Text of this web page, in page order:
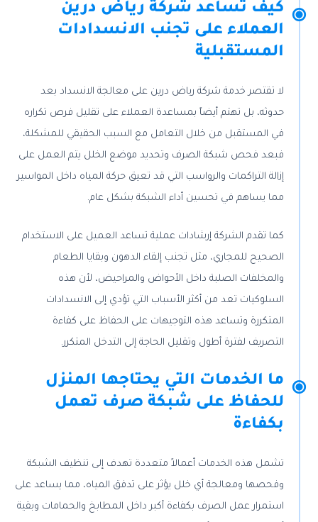
كيف تساعد شركة رياض درين
العملاء على تجنب الانسدادات
المستقبلية
لا تقتصر خدمة شركة رياض درين على معالجة الانسداد بعد
حدوثه، بل تهتم أيضاً بمساعدة العملاء على تقليل فرص تكراره
في المستقبل من خلال التعامل مع السبب الحقيقي للمشكلة،
فبعد فحص شبكة الصرف وتحديد موضع الخلل يتم العمل على
إزالة التراكمات والرواسب التي قد تعيق حركة المياه داخل المواسير
مما يساهم في تحسين أداء الشبكة بشكل عام.
كما تقدم الشركة إرشادات عملية تساعد العميل على الاستخدام
الصحيح للمجاري، مثل تجنب إلقاء الدهون وبقايا الطعام
والمخلفات الصلبة داخل الأحواض والمراحيض، لأن هذه
السلوكيات تعد من أكثر الأسباب التي تؤدي إلى الانسدادات
المتكررة وتساعد هذه التوجيهات على الحفاظ على كفاءة
التصريف لفترة أطول وتقليل الحاجة إلى التدخل المتكرر.
ما الخدمات التي يحتاجها المنزل
للحفاظ على شبكة صرف تعمل
بكفاءة
تشمل هذه الخدمات أعمالاً متعددة تهدف إلى تنظيف الشبكة
وفحصها ومعالجة أي خلل يؤثر على تدفق المياه، مما يساعد على
استمرار عمل الصرف بكفاءة أكبر داخل المطابخ والحمامات وبقية